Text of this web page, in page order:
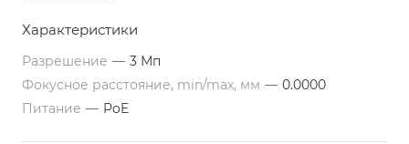
Разрешение: Full HD 1080P 2048х1536
Матрица: 1/3 CMOS
Тип объектива: вариофокальный 2,8-12 мм
Характеристики
Разрешение — 3 Мп
Фокусное расстояние, min/max, мм — 0.0000
Питание — PoE